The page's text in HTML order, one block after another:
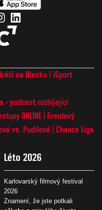
na Blesku
iSport
- podcast rozbíjející
ONLINE
Eventový
vs. Pudilová
Chance Liga
Léto 2026
Karlovarský filmový festival
2026
Znamení, že jste potkali